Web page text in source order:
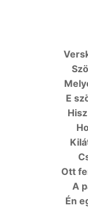
E
Ott
A
Én